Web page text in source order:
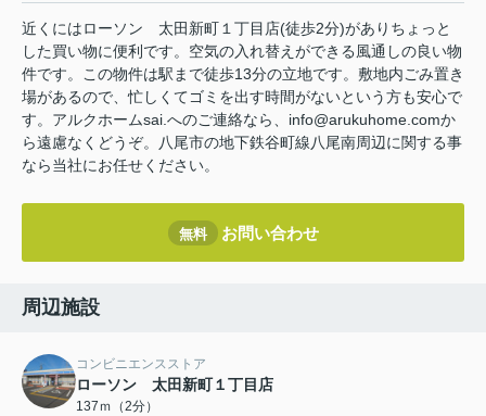
近くにはローソン 太田新町１丁目店(徒歩2分)がありちょっと
した買い物に便利です。空気の入れ替えができる風通しの良い物
件です。この物件は駅まで徒歩13分の立地です。敷地内ごみ置き
場があるので、忙しくてゴミを出す時間がないという方も安心で
す。アルクホームsai.へのご連絡なら、info@arukuhome.comか
ら遠慮なくどうぞ。八尾市の地下鉄谷町線八尾南周辺に関する事
なら当社にお任せください。
無料 お問い合わせ
周辺施設
コンビニエンスストア
ローソン 太田新町１丁目店
137ｍ（2分）